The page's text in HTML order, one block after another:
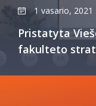
1 vasario, 2021
Pristatyta
fakulteto